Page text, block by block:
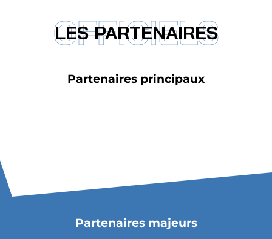
OFFICIELS
LES PARTENAIRES
Partenaires principaux
Partenaires majeurs